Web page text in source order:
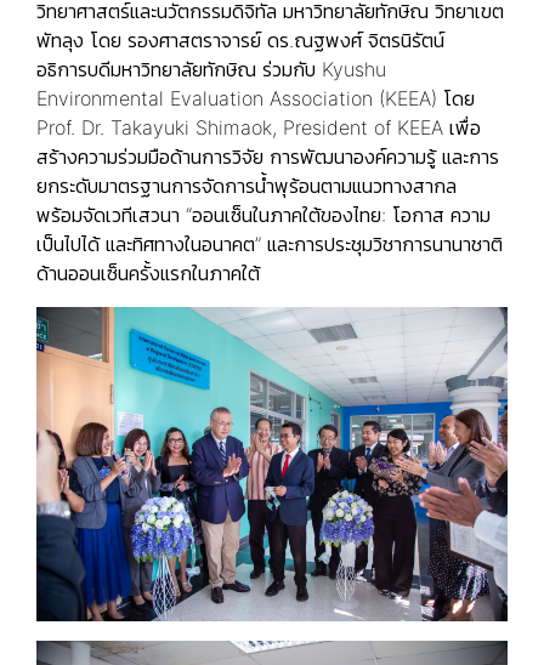
วิทยาศาสตร์และนวัตกรรมดิจิทัล มหาวิทยาลัยทักษิณ วิทยาเขต
พัทลุง โดย รองศาสตราจารย์ ดร.ณฐพงศ์ จิตรนิรัตน์
อธิการบดีมหาวิทยาลัยทักษิณ ร่วมกับ Kyushu
Environmental Evaluation Association (KEEA) โดย
Prof. Dr. Takayuki Shimaok, President of KEEA เพื่อ
สร้างความร่วมมือด้านการวิจัย การพัฒนาองค์ความรู้ และการ
ยกระดับมาตรฐานการจัดการน้ำพุร้อนตามแนวทางสากล
พร้อมจัดเวทีเสวนา “ออนเซ็นในภาคใต้ของไทย: โอกาส ความ
เป็นไปได้ และทิศทางในอนาคต” และการประชุมวิชาการนานาชาติ
ด้านออนเซ็นครั้งแรกในภาคใต้